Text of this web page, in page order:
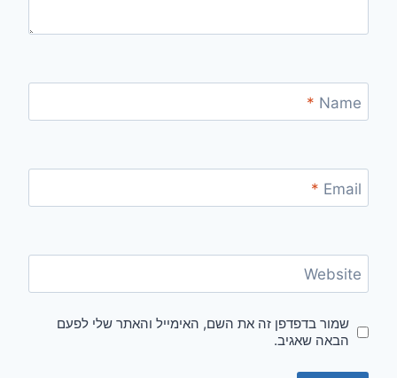
Name
*
Email
*
Website
שמור בדפדפן זה את השם, האימייל והאתר שלי לפעם
הבאה שאגיב.